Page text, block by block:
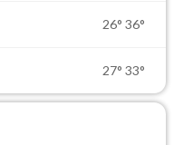
26° 36°
27° 33°